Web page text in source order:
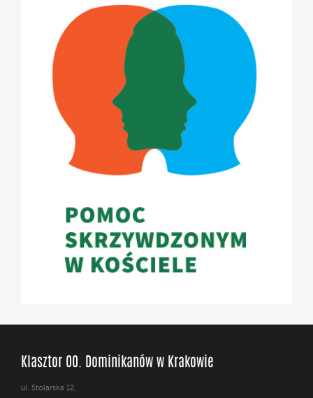
Klasztor OO. Dominikanów w Krakowie
ul. Stolarska 12,